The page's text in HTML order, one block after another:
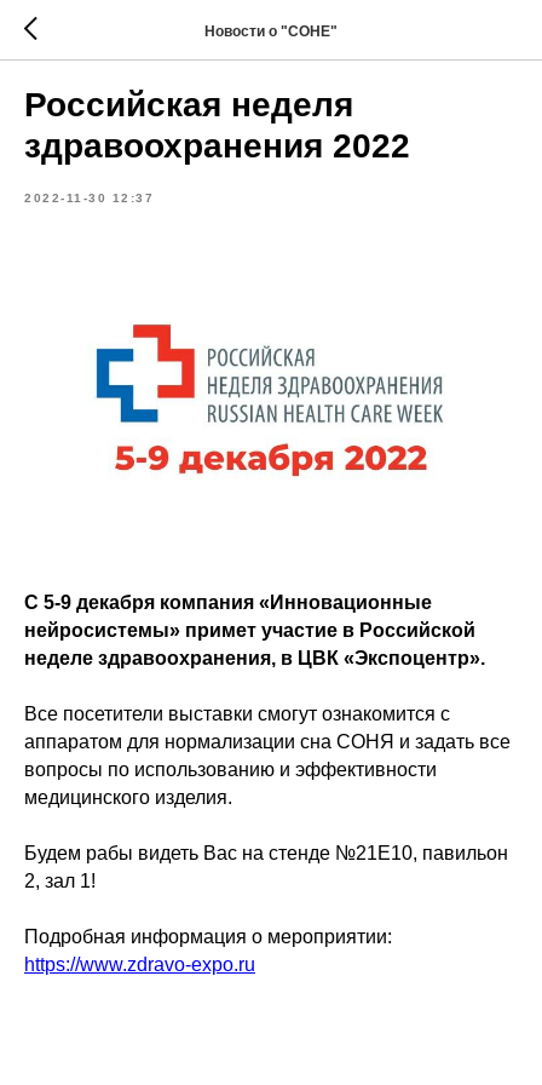
Новости о "СОНЕ"
Российская неделя
здравоохранения 2022
2022-11-30 12:37
C 5-9 декабря компания «Инновационные
нейросистемы» примет участие в Российской
неделе здравоохранения, в ЦВК «Экспоцентр».
Все посетители выставки смогут ознакомится с
аппаратом для нормализации сна СОНЯ и задать все
вопросы по использованию и эффективности
медицинского изделия.
Будем рабы видеть Вас на стенде №21E10, павильон
2, зал 1!
Подробная информация о мероприятии:
https://www.zdravo-expo.ru